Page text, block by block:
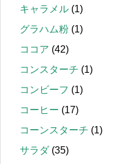
キャラメル (1)
グラハム粉 (1)
ココア (42)
コンスターチ (1)
コンビーフ (1)
コーヒー (17)
コーンスターチ (1)
サラダ(35)